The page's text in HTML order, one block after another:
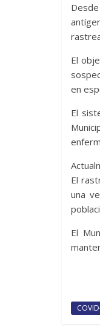
El
en
El
El
una
El